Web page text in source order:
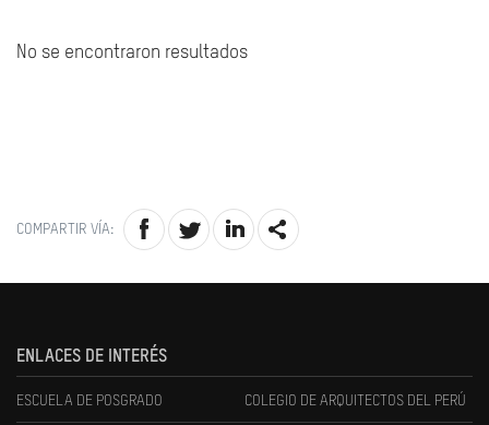
No se encontraron resultados
COMPARTIR VÍA:
ENLACES DE INTERÉS
ESCUELA DE POSGRADO COLEGIO DE ARQUITECTOS DEL PERÚ